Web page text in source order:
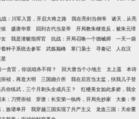
战：川军入晋，开启大将之路 我在亮剑当倒爷
诸天，从亮
盛唐华章 回到古代当皇帝
开局教朱棣造反，被朱元璋
我是潜艇指挥官 抗战：开局召唤一个德械师
一天一袋
种子系统去参军 武炼巅峰 寒门枭士 寻秦记
人在汉
一贪官，你说咱杀不得？ 回大唐当个小地主 太上遥
本诗
祯，再造大明 三国婚介所
我在后宫当太监，扶我儿子登
你练武，三个月刺头全成兵王？
红楼美女如此多娇，我全
：刀劈崇祯 穿唐：长安第一纨绔，开局先抄家
大秦：帝
族谱单开 我穿越三国实现了共产主义
龙血三国：天命重